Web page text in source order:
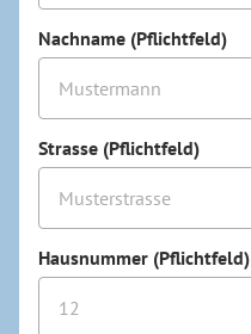
Nachname (Pflichtfeld)
Strasse (Pflichtfeld)
Hausnummer (Pflichtfeld)